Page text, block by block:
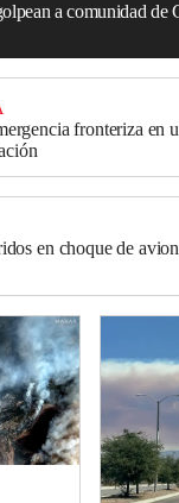
a comunidad de
fronteriza en
en choque de